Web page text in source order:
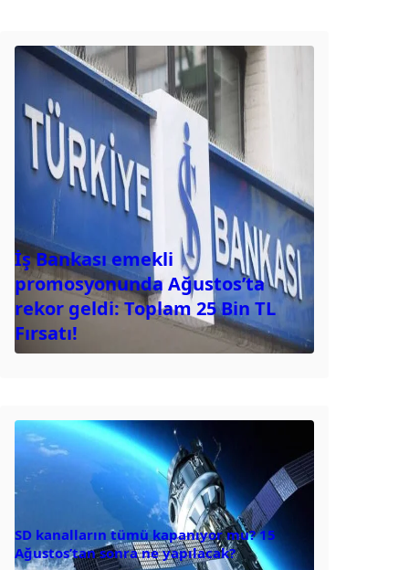
İş Bankası emekli
promosyonunda Ağustos’ta
rekor geldi: Toplam 25 Bin TL
Fırsatı!
SD kanalların tümü kapanıyor mu? 15
Ağustos’tan sonra ne yapılacak?